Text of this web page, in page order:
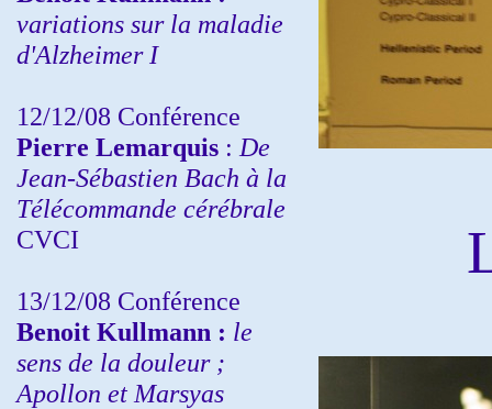
variations sur la maladie
d'Alzheimer I
12/12/08 Conférence
Pierre Lemarquis : De
Jean-Sébastien Bach à la
Télécommande cérébrale
CVCI
13/12/08 Conférence
Benoit Kullmann : le
sens de la douleur ;
Apollon et Marsyas